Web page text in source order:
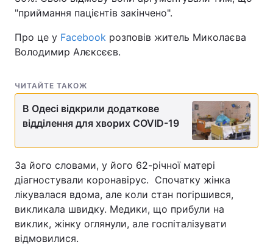
"приймання пацієнтів закінчено".
Про це у Facebook розповів житель Миколаєва
Володимир Алєксєєв.
ЧИТАЙТЕ ТАКОЖ
В Одесі відкрили додаткове
відділення для хворих COVID-19
За його словами, у його 62-річної матері
діагностували коронавірус. Спочатку жінка
лікувалася вдома, але коли стан погіршився,
викликала швидку. Медики, що прибули на
виклик, жінку оглянули, але госпіталізувати
відмовилися.